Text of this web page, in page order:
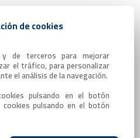
de cookies
de terceros para mejorar
el tráfico, para personalizar
el análisis de la navegación.
pulsando en el botón
cookies pulsando en el botón